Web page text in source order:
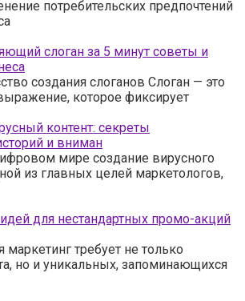
потребительских предпочтений
слоган за 5 минут советы и
создания слоганов Слоган — это
которое фиксирует
контент: секреты
и вниман
мире создание вирусного
из главных целей маркетологов,
для нестандартных промо-акций
маркетинг требует не только
но и уникальных, запоминающихся